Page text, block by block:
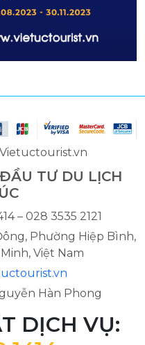
TƯ DU LỊCH
– 028 3535 2121
Phường Hiệp Bình,
Việt Nam
Hàn Phong
DỊCH VỤ: